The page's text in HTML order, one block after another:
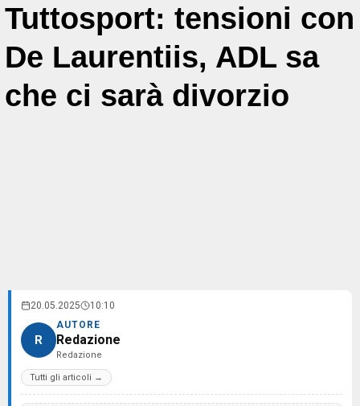
Tuttosport: tensioni con
De Laurentiis, ADL sa
che ci sarà divorzio
20.05.2025 10:10
R
AUTORE
Redazione
Redazione
Tutti gli articoli →